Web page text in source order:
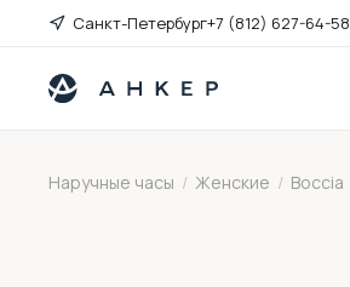
Санкт-Петербург+7 (812) 627-64-58
Наручные часы / Женские / Boccia